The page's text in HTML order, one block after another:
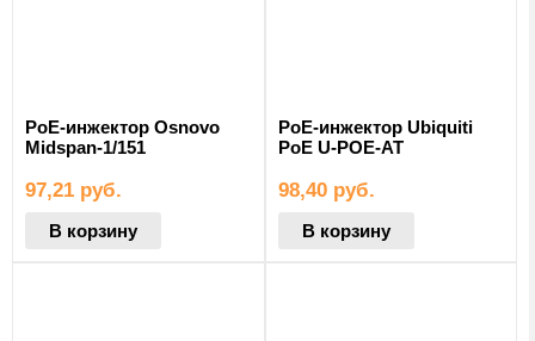
PoE-инжектор Osnovo
Midspan-1/151
97,21 руб.
В корзину
PoE-инжектор Ubiquiti
PoE U-POE-AT
98,40 руб.
В корзину